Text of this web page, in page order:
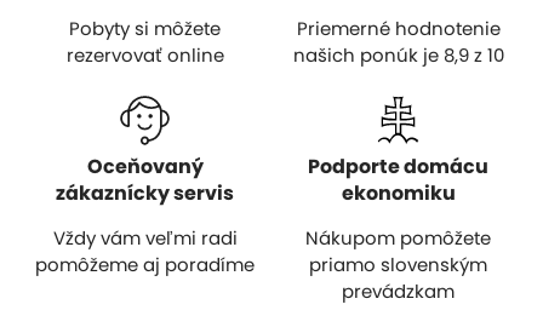
Pobyty si môžete
rezervovať online
Priemerné hodnotenie
našich ponúk je 8,9 z 10
Oceňovaný
zákaznícky servis
Vždy vám veľmi radi
pomôžeme aj poradíme
Podporte domácu
ekonomiku
Nákupom pomôžete
priamo slovenským
prevádzkam